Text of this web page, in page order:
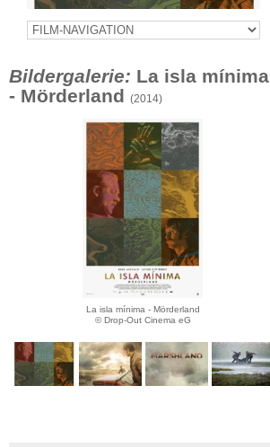
Bildergalerie: La isla mínima
- Mörderland (2014)
La isla mínima - Mörderland
© Drop-Out Cinema eG